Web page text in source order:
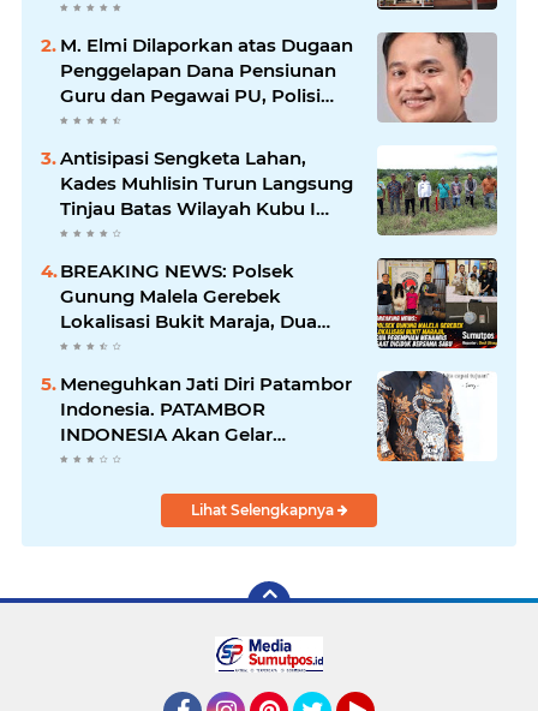
Barang Bukti Hingga Paksa
Warga Hadir di TKP
M. Elmi Dilaporkan atas Dugaan
Penggelapan Dana Pensiunan
Guru dan Pegawai PU, Polisi
Pastikan Proses Hukum
Berjalan
Antisipasi Sengketa Lahan,
Kades Muhlisin Turun Langsung
Tinjau Batas Wilayah Kubu I
yang Diduga Diserobot PT Jatim
BREAKING NEWS: Polsek
Gunung Malela Gerebek
Lokalisasi Bukit Maraja, Dua
Perempuan Menangis Saat
Diciduk Bersama Sabu
Meneguhkan Jati Diri Patambor
Indonesia. PATAMBOR
INDONESIA Akan Gelar
RAKERNAS II Di Jakarta.
Lihat Selengkapnya